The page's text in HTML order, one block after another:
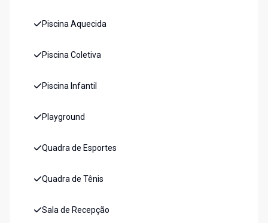
Piscina Aquecida
Piscina Coletiva
Piscina Infantil
Playground
Quadra de Esportes
Quadra de Tênis
Sala de Recepção